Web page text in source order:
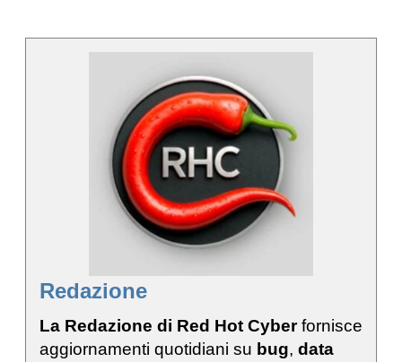
Redazione
La Redazione di Red Hot Cyberfornisce
aggiornamenti quotidiani su bug, data